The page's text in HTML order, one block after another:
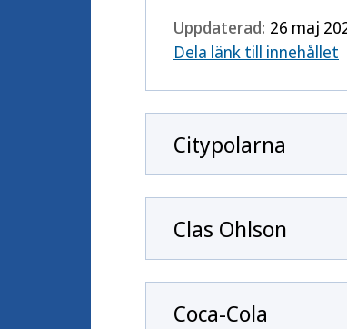
Uppdaterad: 26 maj
Dela länk till innehållet
Citypolarna
Clas Ohlson
Coca-Cola